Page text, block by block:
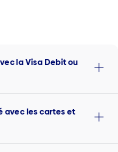
la Visa Debit ou
avec les cartes et